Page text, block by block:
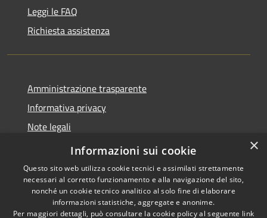
Leggi le FAQ
Richiesta assistenza
Amministrazione trasparente
Informativa privacy
Note legali
Dichiarazione di accessibilità
Copyright © 2026 • Comune di
×
Informazioni sui cookie
Questo sito web utilizza cookie tecnici e assimilati strettamente
necessari al corretto funzionamento e alla navigazione del sito,
nonché un cookie tecnico analitico al solo fine di elaborare
informazioni statistiche, aggregate e anonime.
Per maggiori dettagli, può consultare la cookie policy al seguente link